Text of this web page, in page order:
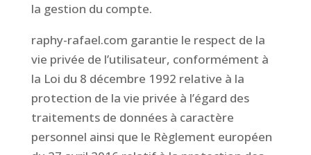
la gestion du compte.
raphy-rafael.com garantie le respect de la
vie privée de l’utilisateur, conformément à
la Loi du 8 décembre 1992 relative à la
protection de la vie privée à l’égard des
traitements de données à caractère
personnel ainsi que le Règlement européen